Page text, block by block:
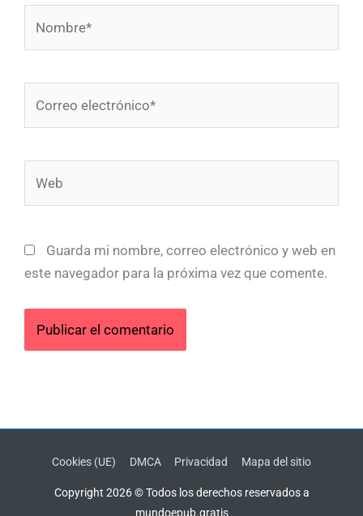
electrónico*
Guarda mi nombre, correo electrónico y web en
este navegador para la próxima vez que comente.
Cookies (UE) DMCA Privacidad Mapa del sitio
Copyright 2026 © Todos los derechos reservados a
mundoepub.gratis